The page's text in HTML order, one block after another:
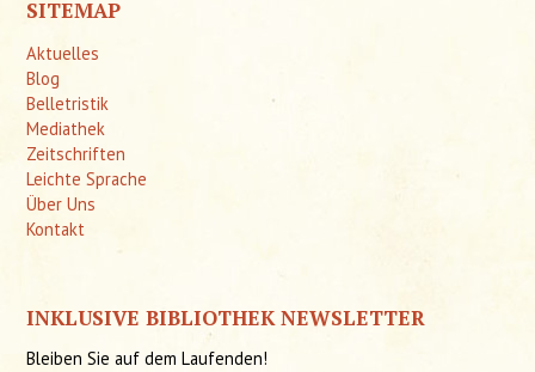
SITEMAP
Aktuelles
Blog
Belletristik
Mediathek
Zeitschriften
Leichte Sprache
Über Uns
Kontakt
INKLUSIVE BIBLIOTHEK NEWSLETTER
Bleiben Sie auf dem Laufenden!